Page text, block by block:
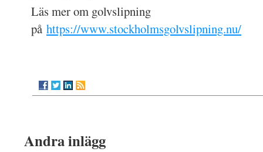
Läs mer om golvslipning
på https://www.stockholmsgolvslipning.nu/
Andra inlägg